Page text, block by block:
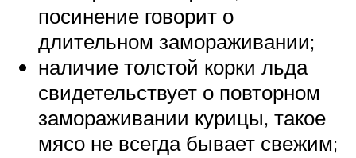
посинение говорит о
длительном замораживании;
наличие толстой корки льда
свидетельствует о повторном
замораживании курицы, такое
мясо не всегда бывает свежим;